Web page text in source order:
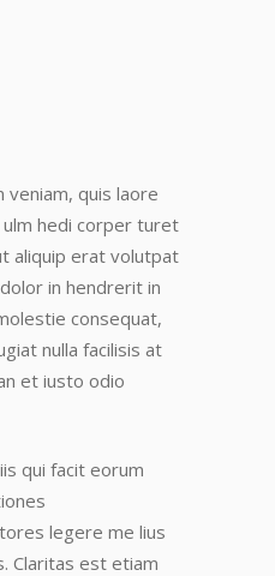
veniam, quis laore
hedi corper turet
aliquip erat volutpat
in hendrerit in
consequat,
nulla facilisis at
et iusto odio
qui facit eorum
legere me lius
Claritas est etiam